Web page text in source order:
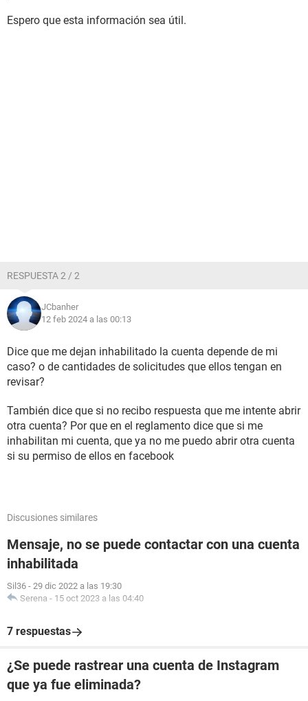
Espero que esta información sea útil.
RESPUESTA 2 / 2
JCbanher
12 feb 2024 a las 00:13
Dice que me dejan inhabilitado la cuenta depende de mi
caso? o de cantidades de solicitudes que ellos tengan en
revisar?
También dice que si no recibo respuesta que me intente abrir
otra cuenta? Por que en el reglamento dice que si me
inhabilitan mi cuenta, que ya no me puedo abrir otra cuenta
si su permiso de ellos en facebook
Discusiones similares
Mensaje, no se puede contactar con una cuenta
inhabilitada
Sil36 - 29 dic 2022 a las 19:30
Serena - 15 oct 2023 a las 04:40
7 respuestas
¿Se puede rastrear una cuenta de Instagram
que ya fue eliminada?